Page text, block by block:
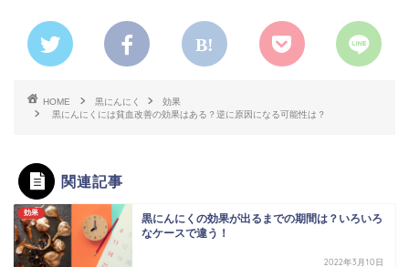
HOME 黒にんにく
効果
黒にんにくには貧血改善の効果はある？逆に原因になる可能性は？
関連記事
効果
黒にんにくの効果が出るまでの期間は？いろいろ
なケースで違う！
2022年3月10日